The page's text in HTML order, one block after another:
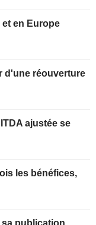
et en Europe
d'une réouverture
ajustée se
les bénéfices,